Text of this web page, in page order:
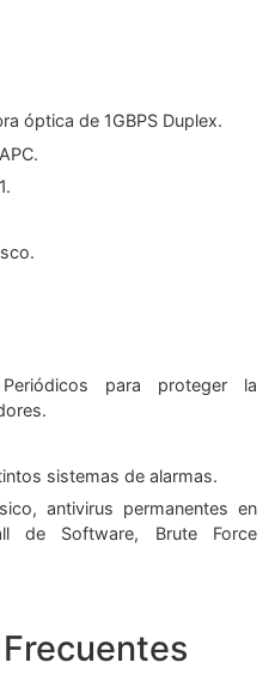
óptica de 1GBPS Duplex.
para proteger la
sistemas de alarmas.
antivirus permanentes en
de Software, Brute Force